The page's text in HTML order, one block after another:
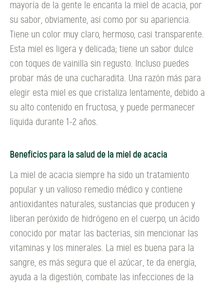
mayoría de la gente le encanta la miel de acacia, por
su sabor, obviamente, así como por su apariencia.
Tiene un color muy claro, hermoso, casi transparente.
Esta miel es ligera y delicada; tiene un sabor dulce
con toques de vainilla sin regusto. Incluso puedes
probar más de una cucharadita. Una razón más para
elegir esta miel es que cristaliza lentamente, debido a
su alto contenido en fructosa, y puede permanecer
líquida durante 1-2 años.
Beneficios para la salud de la miel de acacia
La miel de acacia siempre ha sido un tratamiento
popular y un valioso remedio médico y contiene
antioxidantes naturales, sustancias que producen y
liberan peróxido de hidrógeno en el cuerpo, un ácido
conocido por matar las bacterias, sin mencionar las
vitaminas y los minerales. La miel es buena para la
sangre, es más segura que el azúcar, te da energía,
ayuda a la digestión, combate las infecciones de la